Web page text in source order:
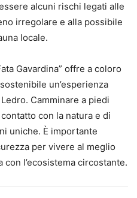
alcuni rischi legati alle
irregolare e alla possibile
locale.
Gavardina” offre a coloro
un’esperienza
Camminare a piedi
con la natura e di
uniche. È importante
per vivere al meglio
l’ecosistema circostante.